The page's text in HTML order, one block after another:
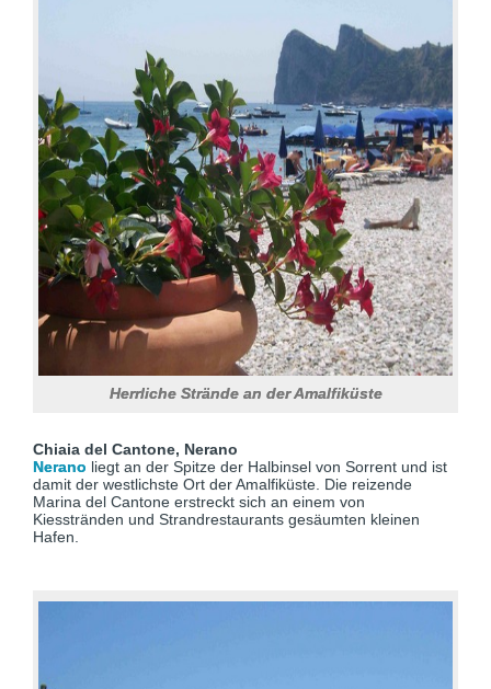
Herrliche Strände an der Amalfiküste
Chiaia del Cantone, Nerano
Nerano liegt an der Spitze der Halbinsel von Sorrent und ist
damit der westlichste Ort der Amalfiküste. Die reizende
Marina del Cantone erstreckt sich an einem von
Kiesstränden und Strandrestaurants gesäumten kleinen
Hafen.